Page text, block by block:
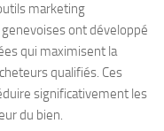
marketing
ont développé
qui maximisent la
qualifiés. Ces
significativement les
du bien.